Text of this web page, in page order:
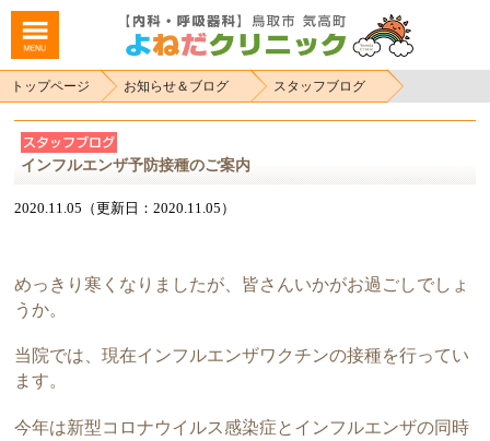
トップページ お知らせ＆ブログ スタッフブログ
インフルエンザ予防接種のご案内
2020.11.05（更新日：2020.11.05）
めっきり寒くなりましたが、皆さんいかがお過ごしでしょ
うか。
当院では、現在インフルエンザワクチンの接種を行ってい
ます。
今年は新型コロナウイルス感染症とインフルエンザの同時